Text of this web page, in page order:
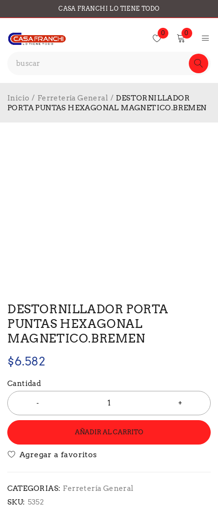
CASA FRANCHI LO TIENE TODO
0 0
Inicio / Ferretería General / DESTORNILLADOR
PORTA PUNTAS HEXAGONAL MAGNETICO.BREMEN
DESTORNILLADOR PORTA
PUNTAS HEXAGONAL
MAGNETICO.BREMEN
$6.582
Cantidad
AÑADIR AL CARRITO
CATEGORIAS: Ferretería General
SKU: 5352